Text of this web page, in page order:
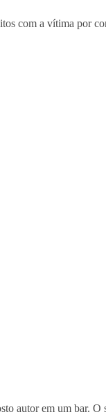
com a vítima por
autor em um bar.